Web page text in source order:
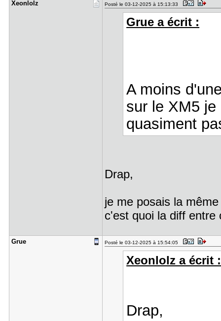
Xeonlolz Posté le 03-12-2025 à 15:13:33
Grue a écrit :
A moins
sur le XM5
quasiment
Drap,
je me posais la
c'est quoi la diff entre
Grue Posté le 03-12-2025 à 15:54:05
Xeonlolz a écrit :
Drap,